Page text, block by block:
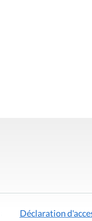
Déclaration